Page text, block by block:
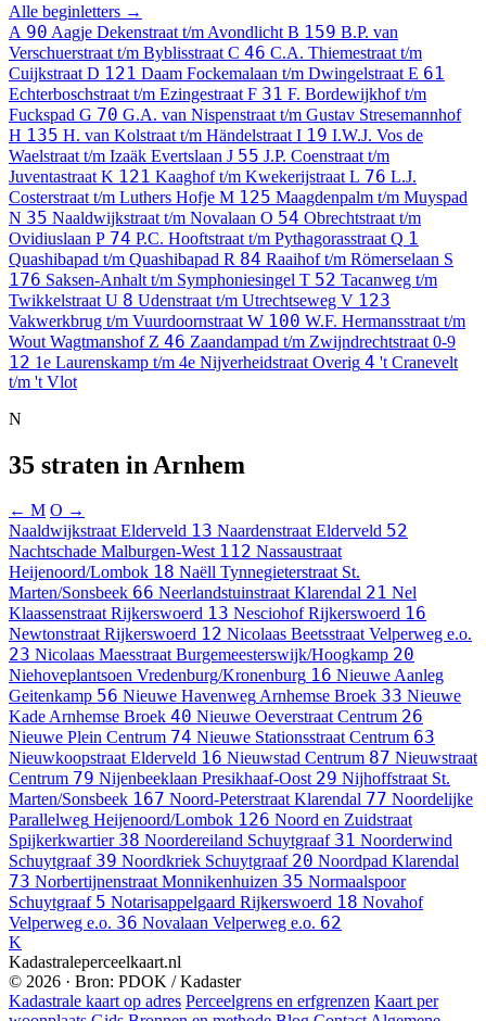
Alle beginletters →
A 90 Aagje Dekenstraat t/m Avondlicht B 159 B.P. van
Verschuerstraat t/m Byblisstraat C 46 C.A. Thiemestraat t/m
Cuijkstraat D 121 Daam Fockemalaan t/m Dwingelstraat E 61
Echterboschstraat t/m Ezingestraat F 31 F. Bordewijkhof t/m
Fuckspad G 70 G.A. van Nispenstraat t/m Gustav Stresemannhof
H 135 H. van Kolstraat t/m Händelstraat I 19 I.W.J. Vos de
Waelstraat t/m Izaäk Evertslaan J 55 J.P. Coenstraat t/m
Juventastraat K 121 Kaaghof t/m Kwekerijstraat L 76 L.J.
Costerstraat t/m Luthers Hofje M 125 Maagdenpalm t/m Muyspad
N 35 Naaldwijkstraat t/m Novalaan O 54 Obrechtstraat t/m
Ovidiuslaan P 74 P.C. Hooftstraat t/m Pythagorasstraat Q 1
Quashibapad t/m Quashibapad R 84 Raaihof t/m Römerselaan S
176 Saksen-Anhalt t/m Symphoniesingel T 52 Tacanweg t/m
Twikkelstraat U 8 Udenstraat t/m Utrechtseweg V 123
Vakwerkbrug t/m Vuurdoornstraat W 100 W.F. Hermansstraat t/m
Wout Wagtmanshof Z 46 Zaandampad t/m Zwijndrechtstraat 0-9
12 1e Laurenskamp t/m 4e Nijverheidstraat Overig 4 't Cranevelt
t/m 't Vlot
N
35 straten in Arnhem
← M O →
Naaldwijkstraat Elderveld 13 Naardenstraat Elderveld 52
Nachtschade Malburgen-West 112 Nassaustraat
Heijenoord/Lombok 18 Naëll Tynnegieterstraat St.
Marten/Sonsbeek 66 Neerlandstuinstraat Klarendal 21 Nel
Klaassenstraat Rijkerswoerd 13 Nesciohof Rijkerswoerd 16
Newtonstraat Rijkerswoerd 12 Nicolaas Beetsstraat Velperweg e.o.
23 Nicolaas Maesstraat Burgemeesterswijk/Hoogkamp 20
Niehoveplantsoen Vredenburg/Kronenburg 16 Nieuwe Aanleg
Geitenkamp 56 Nieuwe HavenwegArnhemse Broek 33 Nieuwe
KadeArnhemse Broek 40 Nieuwe Oeverstraat Centrum 26
Nieuwe Plein Centrum 74 Nieuwe Stationsstraat Centrum 63
Nieuwkoopstraat Elderveld 16 Nieuwstad Centrum 87 Nieuwstraat
Centrum 79 Nijenbeeklaan Presikhaaf-Oost 29 Nijhoffstraat St.
Marten/Sonsbeek 167 Noord-Peterstraat Klarendal 77 Noordelijke
Parallelweg Heijenoord/Lombok 126 Noord en Zuidstraat
Spijkerkwartier 38 Noordereiland Schuytgraaf 31 Noorderwind
Schuytgraaf 39 Noordkriek Schuytgraaf 20 Noordpad Klarendal
73 Norbertijnenstraat Monnikenhuizen 35 Normaalspoor
Schuytgraaf 5 Notarisappelgaard Rijkerswoerd 18 Novahof
Velperweg e.o. 36 Novalaan Velperweg e.o. 62
K
Kadastraleperceelkaart.nl
© 2026 · Bron: PDOK / Kadaster
Kadastrale kaart op adres Perceelgrens en erfgrenzen Kaart per